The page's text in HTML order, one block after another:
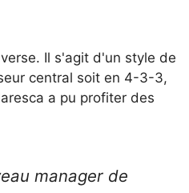
Il s'agit d'un style de
central soit en 4-3-3,
a pu profiter des
manager de